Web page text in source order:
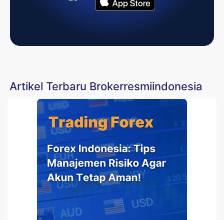
Artikel Terbaru Brokerresmiindonesia